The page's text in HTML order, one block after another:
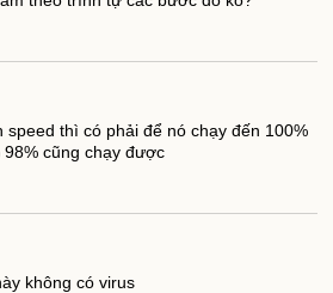
speed thì có phải để nó chạy đến 100%
cũng chạy được
không có virus